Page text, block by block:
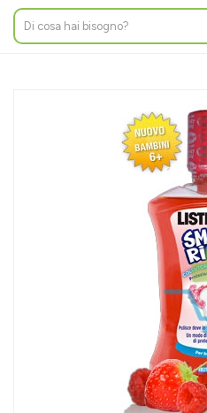
Listerine Linea Igiene Orale
Rossi